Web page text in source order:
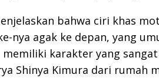
bahwa ciri khas
nya agak ke depan, yang
memiliki karakter yang
Shinya Kimura dari rumah